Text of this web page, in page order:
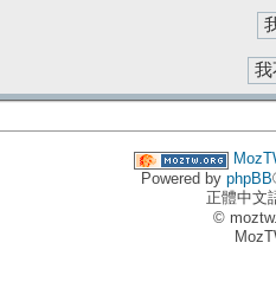
Powered by phpBB
正體中文
©